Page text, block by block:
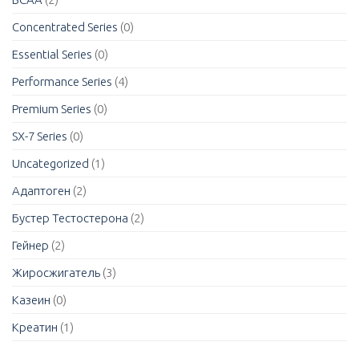
Concentrated Series (0)
Essential Series (0)
Performance Series (4)
Premium Series (0)
SX-7 Series (0)
Uncategorized (1)
Адаптоген (2)
Бустер Тестостерона (2)
Гейнер (2)
Жиросжигатель (3)
Казеин (0)
Креатин (1)